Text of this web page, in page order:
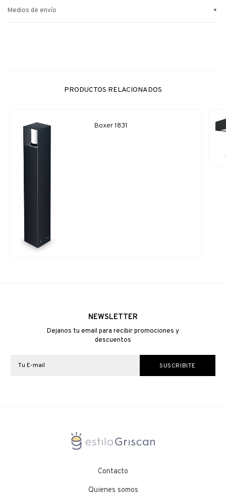
+
Medios de envío
PRODUCTOS RELACIONADOS
Boxer 1831
NEWSLETTER
Dejanos tu email para recibir promociones y
descuentos
Contacto
Quienes somos